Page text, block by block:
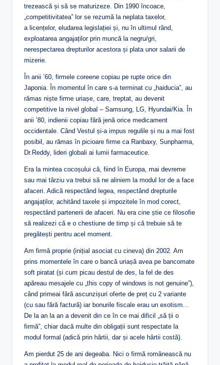
trezească și să se maturizeze. Din 1990 încoace,
„competitivitatea” lor se rezumă la neplata taxelor,
a licențelor, eludarea legislației și, nu în ultimul rând,
exploatarea angajaților prin muncă la negru/gri,
nerespectarea drepturilor acestora și plata unor salarii de
mizerie.
În anii ’60, firmele coreene copiau pe rupte orice din
Japonia. În momentul în care s-a terminat cu „haiducia”, au
rămas niște firme uriașe, care, treptat, au devenit
competitive la nivel global – Samsung, LG, Hyundai/Kia. În
anii ’80, indienii copiau fără jenă orice medicament
occidentale. Când Vestul și-a impus regulile și nu a mai fost
posibil, au rămas în picioare firme ca Ranbaxy, Sunpharma,
Dr.Reddy, lideri globali ai lumii farmaceutice.
Era la mintea cocoșului că, fiind în Europa, mai devreme
sau mai târziu va trebui să ne aliniem la modul lor de a face
afaceri. Adică respectând legea, respectând drepturile
angajaților, achitând taxele și impozitele în mod corect,
respectând partenerii de afaceri. Nu era cine știe ce filosofie
să realizezi că e o chestiune de timp și că trebuie să te
pregătești pentru acel moment.
Am firmă proprie (inițial asociat cu cineva) din 2002. Am
prins momentele în care o bancă uriașă avea pe bancomate
soft piratat (și cum picau destul de des, la fel de des
apăreau mesajele cu „this copy of windows is not genuine”),
când primeai fără ascunzișuri oferte de preț cu 2 variante
(cu sau fără factură) iar bonurile fiscale erau un exotism…
De la an la an a devenit din ce în ce mai dificil „să ții o
firmă”, chiar dacă multe din obligații sunt respectate la
modul formal (adică prin hârtii, dar și acele hârtii costă).
Am pierdut 25 de ani degeaba. Nici o firmă românească nu